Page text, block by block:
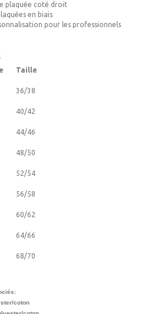
plaquée coté droit
en biais
pour les professionnels
Taille
36/38
40/42
44/46
48/50
52/54
56/58
60/62
64/66
68/70
coton